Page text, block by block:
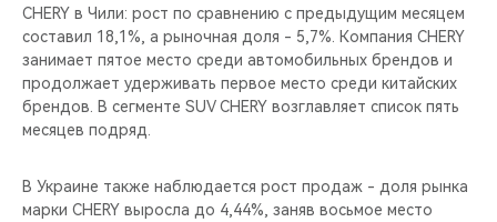
CHERY в Чили: рост по сравнению с предыдущим месяцем
составил 18,1%, а рыночная доля - 5,7%. Компания CHERY
занимает пятое место среди автомобильных брендов и
продолжает удерживать первое место среди китайских
брендов. В сегменте SUV CHERY возглавляет список пять
месяцев подряд.
В Украине также наблюдается рост продаж - доля рынка
марки CHERY выросла до 4,44%, заняв восьмое место